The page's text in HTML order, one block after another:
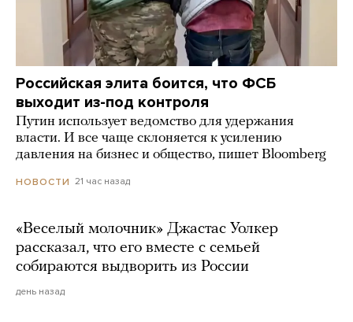
Российская элита боится, что ФСБ
выходит из-под контроля
Путин использует ведомство для удержания
власти. И все чаще склоняется к усилению
давления на бизнес и общество, пишет Bloomberg
НОВОСТИ 21 час назад
«Веселый молочник» Джастас Уолкер
рассказал, что его вместе с семьей
собираются выдворить из России
день назад